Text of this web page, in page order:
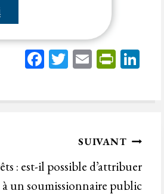
Fa
bo
T
tt
E
ail
Pr
tF
n
dl
y
ed
SUIVANT
: est-il possible d’attribuer
un soumissionnaire public